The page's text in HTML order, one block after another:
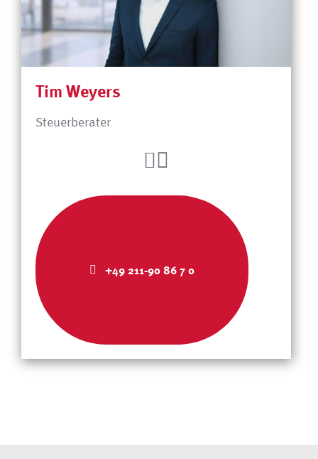
Tim Weyers
Steuerberater
+49 211-90 86 7 0